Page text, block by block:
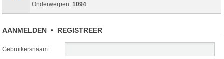
Onderwerpen: 1094
AANMELDEN • REGISTREER
Gebruikersnaam: